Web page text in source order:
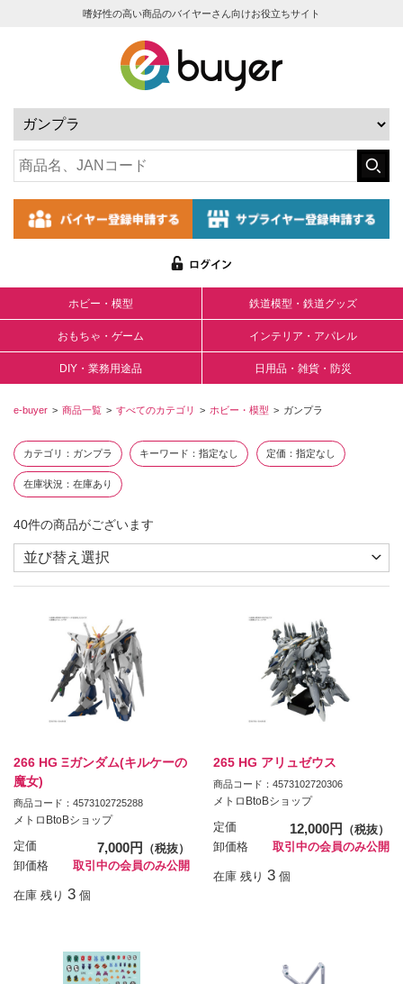
嗜好性の高い商品のバイヤーさん向けお役立ちサイト
ホビー・模型 鉄道模型・鉄道グッズ
おもちゃ・ゲーム インテリア・アパレル
DIY・業務用途品 日用品・雑貨・防災
e-buyer 商品一覧 すべてのカテゴリ ホビー・模型 ガンプラ
カテゴリ ガンプラ キーワード 指定なし 定価 指定なし
在庫状況 在庫あり
40件の商品がございます
266 HG Ξガンダム(キルケーの
魔女)
商品コード：4573102725288
メトロBtoBショップ
定価 7,000円
（税抜）
卸価格
取引中の会員のみ公開
在庫 残り 3 個
265 HG アリュゼウス
商品コード：4573102720306
メトロBtoBショップ
定価 12,000円
（税抜）
卸価格
取引中の会員のみ公開
在庫 残り 3 個